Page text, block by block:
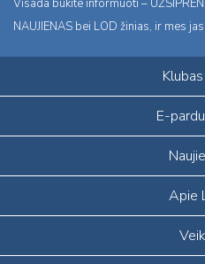
Visada būkite informuoti –
NAUJIENAS bei LOD žinias, ir mes
E-
Apie